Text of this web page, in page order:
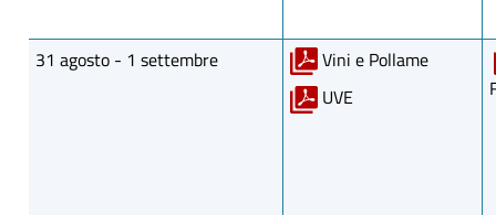
31 agosto - 1 settembre
Vini e Pollame
UVE